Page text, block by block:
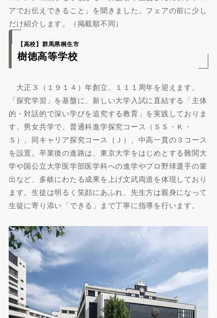
アでお伝えできること」を聞きました。フェアの前に少し
だけ紹介します。（掲載順不同）
【高校】群馬県桐生市
樹徳高等学校
大正３（１９１４）年創立、１１１周年を迎えます。
「探究学習」を基盤に、新しい大学入試に直結する「主体
的・対話的で深い学びを追究する教育」を実践しておりま
す。男女共学で、普通科進学探究コース（ＳＳ・Ｋ・
Ｓ）、同キャリア探究コース（Ｊ）、中高一貫の３コース
を設置。卒業後の進路は、東京大学をはじめとする難関大
学や国公立大学医学部医学科への進学やプロ野球選手の輩
出など、多岐にわたる成果を上げ文武両道を体現しており
ます。生徒は明るく笑顔にあふれ、先生方は親身になって
生徒に寄り添い「できる」まで丁寧に指導を行います。